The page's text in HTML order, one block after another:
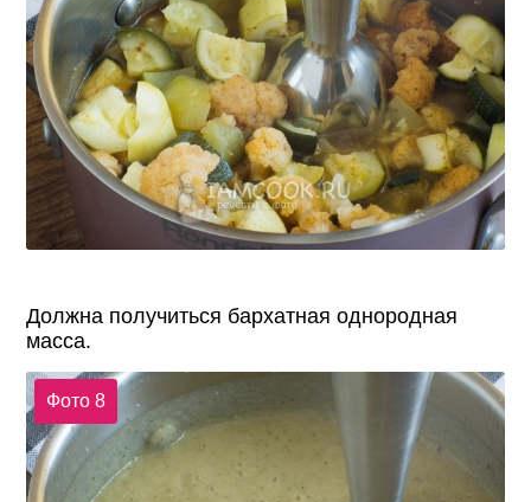
Должна получиться бархатная однородная
масса.
Фото 8